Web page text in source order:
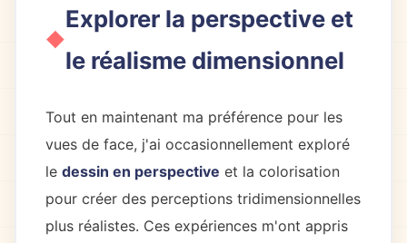
Explorer la perspective et
le réalisme dimensionnel
Tout en maintenant ma préférence pour les
vues de face, j'ai occasionnellement exploré
le dessin en perspective et la colorisation
pour créer des perceptions tridimensionnelles
plus réalistes. Ces expériences m'ont appris